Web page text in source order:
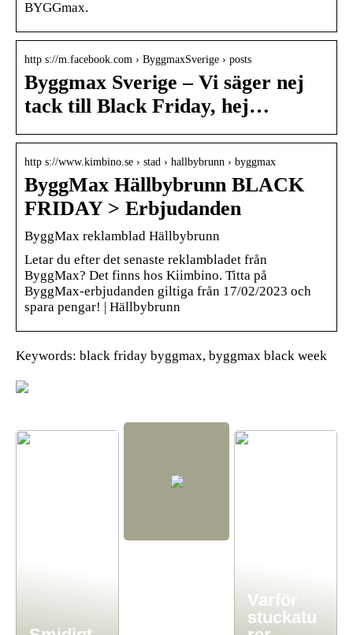
BYGGmax.
http s://m.facebook.com › ByggmaxSverige › posts
Byggmax Sverige – Vi säger nej
tack till Black Friday, hej…
http s://www.kimbino.se › stad › hallbybrunn › byggmax
ByggMax Hällbybrunn BLACK
FRIDAY > Erbjudanden
ByggMax reklamblad Hällbybrunn
Letar du efter det senaste reklambladet från
ByggMax? Det finns hos Kiimbino. Titta på
ByggMax-erbjudanden giltiga från 17/02/2023 och
spara pengar! | Hällbybrunn
Keywords: black friday byggmax, byggmax black week
Varför
stuckatu